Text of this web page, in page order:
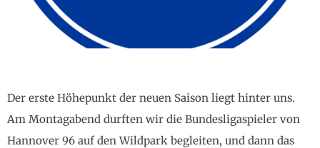
Der erste Höhepunkt der neuen Saison liegt hinter uns.
Am Montagabend durften wir die Bundesligaspieler von
Hannover 96 auf den Wildpark begleiten, und dann das